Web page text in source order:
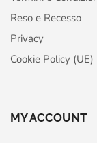
Reso e Recesso
Privacy
Cookie Policy (UE)
MY ACCOUNT